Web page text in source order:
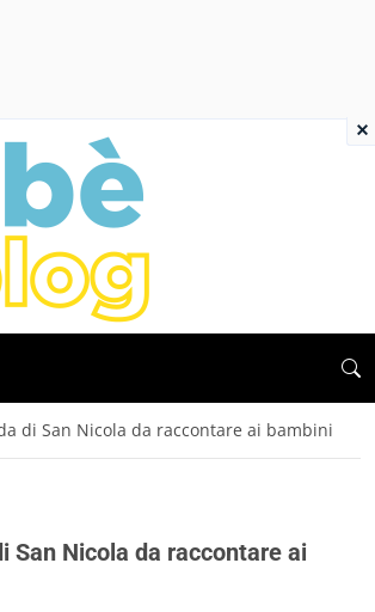
di San Nicola da raccontare ai bambini
San Nicola da raccontare ai
×